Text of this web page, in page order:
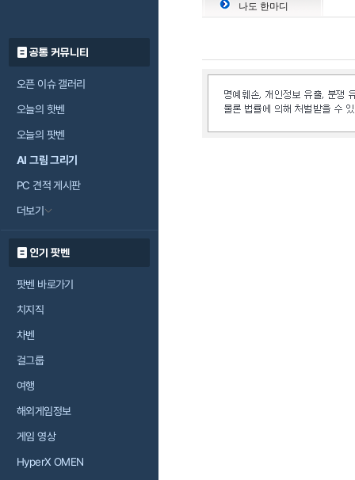
공통 커뮤니티
오픈 이슈 갤러리
오늘의 핫벤
오늘의 팟벤
AI 그림 그리기
PC 견적 게시판
더보기
인기 팟벤
팟벤 바로가기
치지직
차벤
걸그룹
여행
해외게임정보
게임 영상
HyperX OMEN
나도 한마디